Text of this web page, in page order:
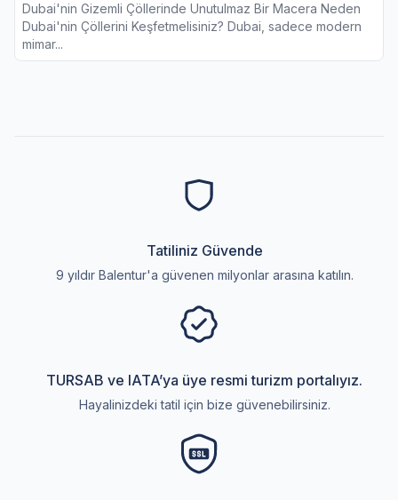
Dubai'nin Gizemli Çöllerinde Unutulmaz Bir Macera Neden
Dubai'nin Çöllerini Keşfetmelisiniz? Dubai, sadece modern
mimar...
Tatiliniz Güvende
9 yıldır Balentur'a güvenen milyonlar arasına katılın.
TURSAB ve IATA’ya üye resmi turizm portalıyız.
Hayalinizdeki tatil için bize güvenebilirsiniz.